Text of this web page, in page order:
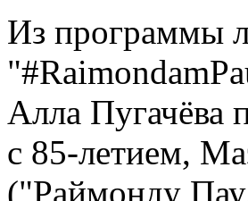
Из программы
Алла Пугачёва
с 85-летием,
("Раймонду